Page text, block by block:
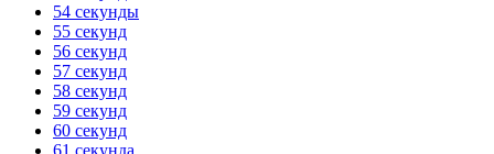
54 секунды
55 секунд
56 секунд
57 секунд
58 секунд
59 секунд
60 секунд